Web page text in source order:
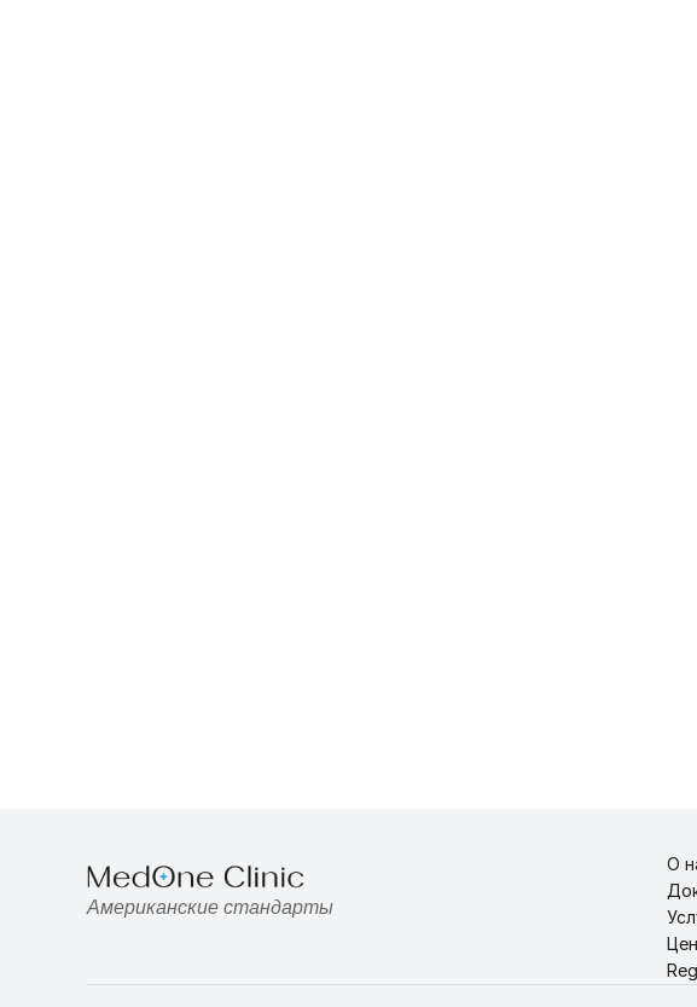
Американские стандарты
О